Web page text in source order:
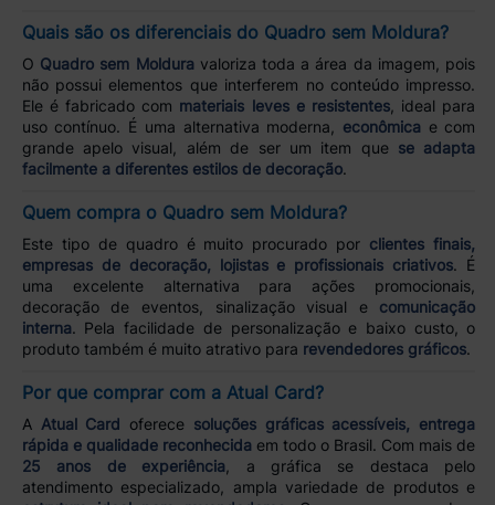
Quais são os diferenciais do Quadro sem Moldura?
O Quadro sem Molduravaloriza toda a área da imagem, pois
não possui elementos que interferem no conteúdo impresso.
Ele é fabricado com materiais leves e resistentes, ideal para
uso contínuo. É uma alternativa moderna, econômicae com
grande apelo visual, além de ser um item que se adapta
facilmente a diferentes estilos de decoração.
Quem compra o Quadro sem Moldura?
Este tipo de quadro é muito procurado por clientes finais,
empresas de decoração, lojistas e profissionais criativos. É
uma excelente alternativa para ações promocionais,
decoração de eventos, sinalização visual e comunicação
interna. Pela facilidade de personalização e baixo custo, o
produto também é muito atrativo para revendedores gráficos.
Por que comprar com a Atual Card?
A Atual Card oferece soluções gráficas acessíveis, entrega
rápida e qualidade reconhecidaem todo o Brasil. Com mais de
25 anos de experiência , a gráfica se destaca pelo
atendimento especializado, ampla variedade de produtos e